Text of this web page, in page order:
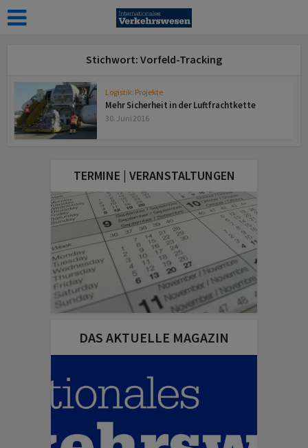
Stichwort: Vorfeld-Tracking
Logistik: Projekte
Mehr Sicherheit in der Luftfrachtkette
30. Juni 2016
TERMINE | VERANSTALTUNGEN
DAS AKTUELLE MAGAZIN